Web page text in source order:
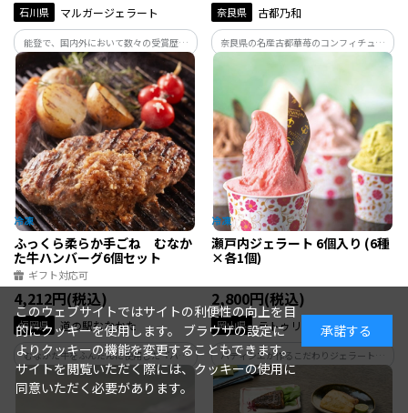
石川県 マルガージェラート
能登で、国内外において数々の受賞歴を
持つ「マルガージェラート」が贈る 受
賞・まるごと能登ジェラート。口に入れ
た瞬間に広がる美味しさと鼻から抜ける
香り・・・ “五分間の幸福な余韻”をご
堪能ください。
奈良県 古都乃和
奈良県の名産古都華苺のコンフィチュー
ル入りロールケーキ。 しっとりと焼き上
げたいちご生地にいちごクリームと古都
華苺のコンフィチュールを贅沢に使用し
た。奈良ならではのロールケーキ。
ふっくら柔らか手ごね むなか
た牛ハンバーグ6個セット
ギフト対応可
4,212円(税込)
福岡県 道の駅むなかた
むなかた牛をふんだんに使用した『ハン
バーグ』。 むなかた牛ハンバーグは、切
った時に滲み出るジューシーな脂が【む
瀬戸内ジェラート 6個入り (6種
×各1個)
2,800円(税込)
岡山県 ラトゥリエ ドュ ニニキネ
パティシエが作るこだわりジェラート。
瀬戸内の搾りたて生乳と新鮮な果実が織
りなす贅沢な味わい ご自宅で特別なひと
ときをお楽しみいただけます。
このウェブサイトではサイトの利便性の向上を目
的にクッキーを使用します。 ブラウザの設定に
よりクッキーの機能を変更することもできます。
サイトを閲覧いただく際には、クッキーの使用に
同意いただく必要があります。
承諾する